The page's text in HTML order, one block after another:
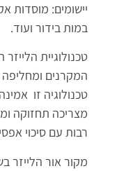
יישומים: מוסדות
במות בידור ועוד.
טכנולוגיית
המקרנים
טכנולוגיה זו
מצריכה תחזוקה
רבות עם סיכוי
מקור אור הלייזר